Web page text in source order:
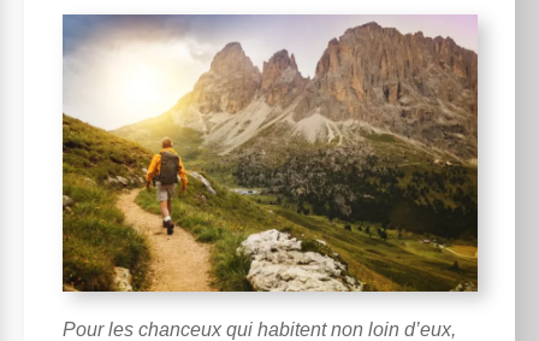
Pour les chanceux qui habitent non loin d’eux,